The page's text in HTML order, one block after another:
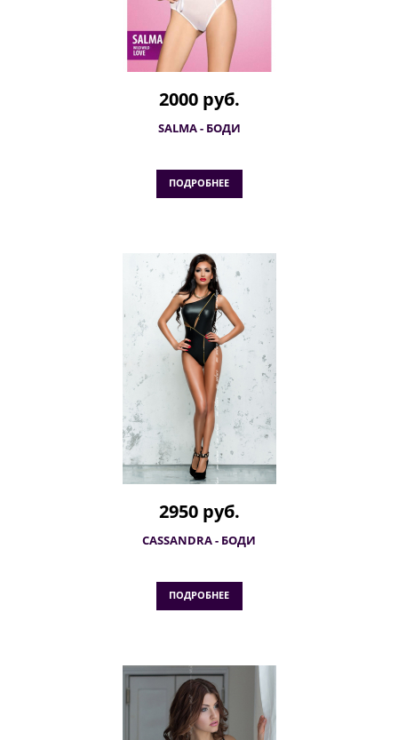
2000 руб.
SALMA - БОДИ
ПОДРОБНЕЕ
2950 руб.
CASSANDRA - БОДИ
ПОДРОБНЕЕ